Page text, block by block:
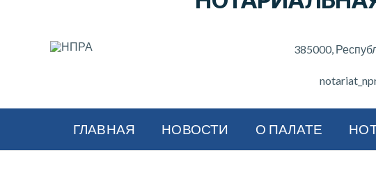
385000,
ГЛАВНАЯ НОВОСТИ О ПАЛАТЕ